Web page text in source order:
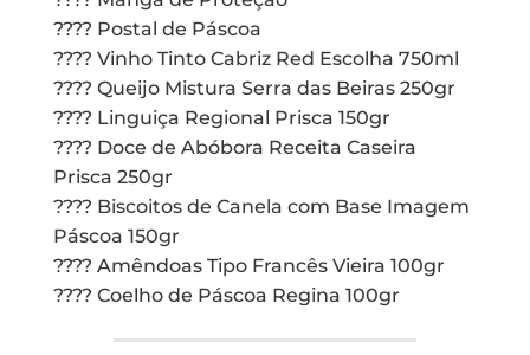
???? Postal de Páscoa
???? Vinho Tinto Cabriz Red Escolha 750ml
???? Queijo Mistura Serra das Beiras 250gr
???? Linguiça Regional Prisca 150gr
???? Doce de Abóbora Receita Caseira
Prisca 250gr
???? Biscoitos de Canela com Base Imagem
Páscoa 150gr
???? Amêndoas Tipo Francês Vieira 100gr
???? Coelho de Páscoa Regina 100gr